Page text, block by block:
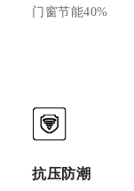
门窗节能40%
抗压防潮